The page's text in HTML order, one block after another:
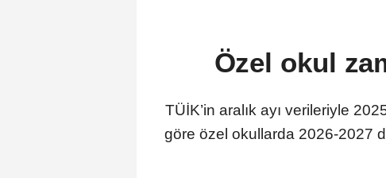
Özel okul
TÜİK’in aralık ayı verileriyle
göre özel okullarda 2026-2027